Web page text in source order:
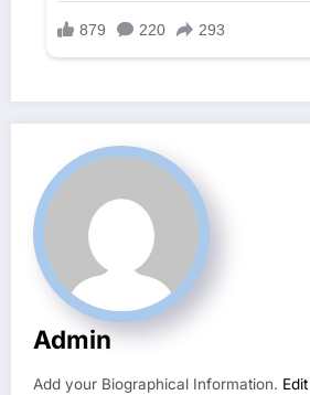
Admin
Add your Biographical Information.